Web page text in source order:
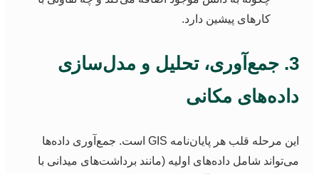
کارهای پیشین دارد.
3. جمع‌آوری، تحلیل و مدل‌سازی
مکانی
این مرحله قلب هر پایان‌نامه GIS است. جمع‌آوری داده‌ها
شامل داده‌های اولیه (مانند برداشت‌های میدانی با